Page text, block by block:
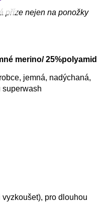
příze nejen na ponožky
merino/ 25%polyamid
jemná, nadýchaná,
superwash
pro dlouhou